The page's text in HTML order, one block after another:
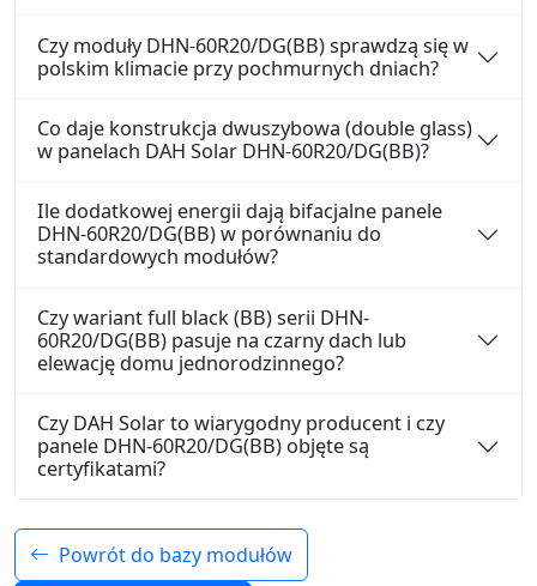
Czy moduły DHN-60R20/DG(BB) sprawdzą się w
polskim klimacie przy pochmurnych dniach?
Co daje konstrukcja dwuszybowa (double glass)
w panelach DAH Solar DHN-60R20/DG(BB)?
Ile dodatkowej energii dają bifacjalne panele
DHN-60R20/DG(BB) w porównaniu do
standardowych modułów?
Czy wariant full black (BB) serii DHN-
60R20/DG(BB) pasuje na czarny dach lub
elewację domu jednorodzinnego?
Czy DAH Solar to wiarygodny producent i czy
panele DHN-60R20/DG(BB) objęte są
certyfikatami?
Powrót do bazy modułów